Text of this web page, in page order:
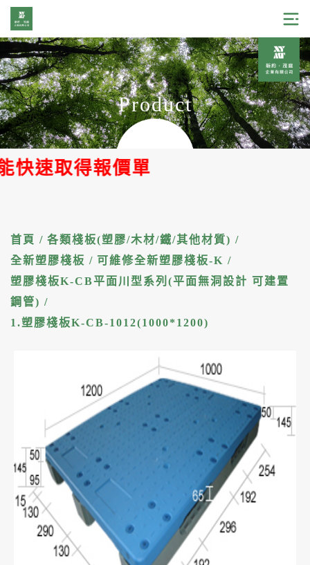
Product
取得報價單
首頁 / 各類棧板(塑膠/木材/鐵/其他材質) /
全新塑膠棧板 / 可維修全新塑膠棧板-K /
塑膠棧板K-CB平面川型系列(平面無洞設計 可建置
鋼管) /
1.塑膠棧板K-CB-1012(1000*1200)